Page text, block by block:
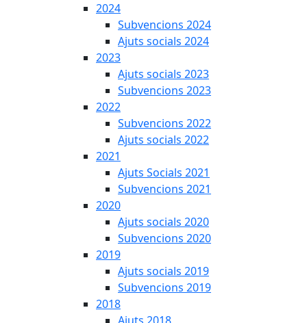
2024
Subvencions 2024
Ajuts socials 2024
2023
Ajuts socials 2023
Subvencions 2023
2022
Subvencions 2022
Ajuts socials 2022
2021
Ajuts Socials 2021
Subvencions 2021
2020
Ajuts socials 2020
Subvencions 2020
2019
Ajuts socials 2019
Subvencions 2019
2018